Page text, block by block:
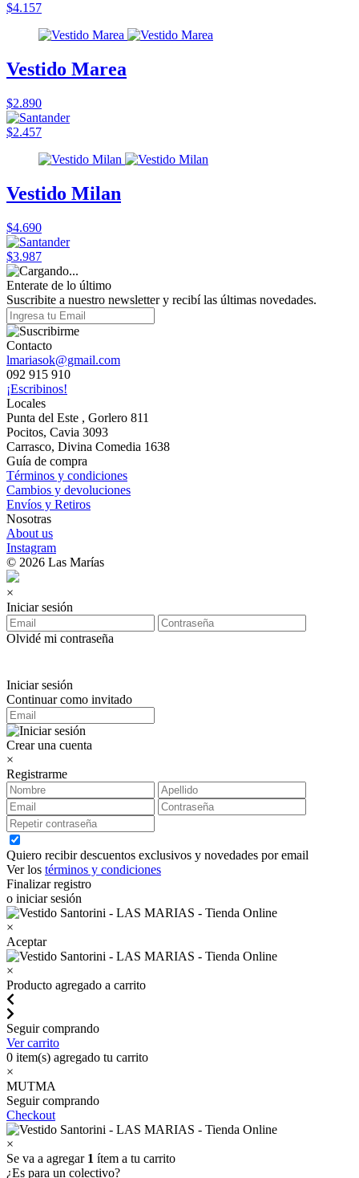
$4.157
Vestido Marea
$2.890
$2.457
Vestido Milan
$4.690
$3.987
Enterate de lo último
Suscribite a nuestro newsletter y recibí las últimas novedades.
Contacto
lmariasok@gmail.com
092 915 910
¡Escribinos!
Locales
Punta del Este , Gorlero 811
Pocitos, Cavia 3093
Carrasco, Divina Comedia 1638
Guía de compra
Términos y condiciones
Cambios y devoluciones
Envíos y Retiros
Nosotras
About us
Instagram
© 2026 Las Marías
×
Iniciar sesión
Olvidé mi contraseña
Iniciar sesión
Continuar como invitado
Crear una cuenta
×
Registrarme
Quiero recibir descuentos exclusivos y novedades por email
Ver los términos y condiciones
Finalizar registro
o iniciar sesión
×
Aceptar
×
Producto agregado a carrito
Seguir comprando
Ver carrito
0 item(s) agregado tu carrito
×
MUTMA
Seguir comprando
Checkout
×
Se va a agregar 1 ítem a tu carrito
¿Es para un colectivo?